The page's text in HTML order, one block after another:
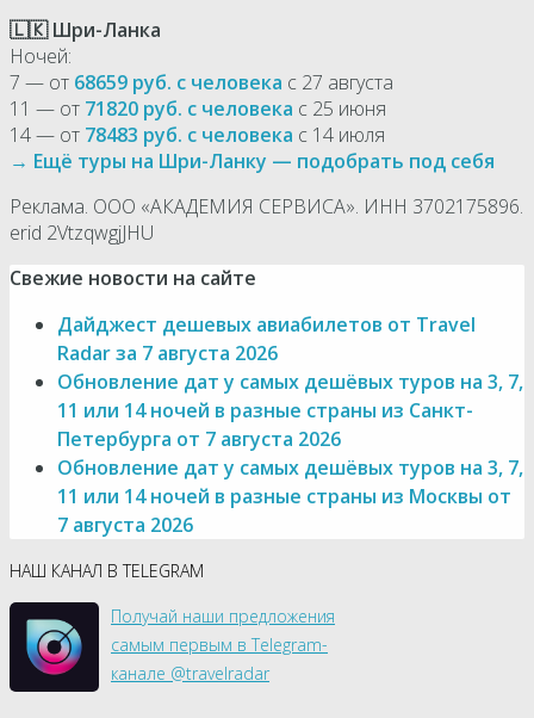
🇱🇰 Шри-Ланка
Ночей:
7 — от 68659 руб. с человека с 27 августа
11 — от 71820 руб. с человека с 25 июня
14 — от 78483 руб. с человека с 14 июля
→ Ещё туры на Шри-Ланку — подобрать под себя
Реклама. ООО «АКАДЕМИЯ СЕРВИСА». ИНН 3702175896.
erid 2VtzqwgjJHU
Свежие новости на сайте
Дайджест дешевых авиабилетов от Travel
Radar за 7 августа 2026
Обновление дат у самых дешёвых туров на 3, 7,
11 или 14 ночей в разные страны из Санкт-
Петербурга от 7 августа 2026
Обновление дат у самых дешёвых туров на 3, 7,
11 или 14 ночей в разные страны из Москвы от
7 августа 2026
НАШ КАНАЛ В TELEGRAM
Получай наши предложения
самым первым в Telegram-
канале @travelradar